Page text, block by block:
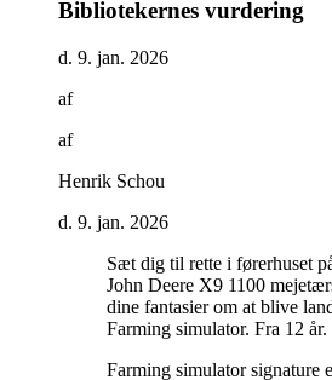
Bibliotekernes vurdering
d. 9. jan. 2026
af
af
Henrik Schou
d. 9. jan. 2026
Sæt dig til rette i førerhuset
John Deere X9 1100
dine fantasier om at blive
Farming simulator. Fra 12 år.
Farming simulator signature